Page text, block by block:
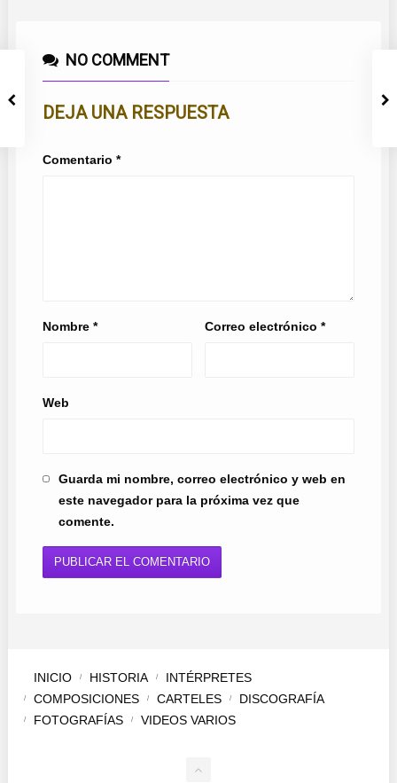
NO COMMENT
DEJA UNA RESPUESTA
Comentario *
Nombre * Correo electrónico*
Web
Guarda mi nombre, correo electrónico y web en
este navegador para la próxima vez que
comente.
INICIO HISTORIA
INTÉRPRETES
COMPOSICIONES
CARTELES
DISCOGRAFÍA
FOTOGRAFÍAS
VIDEOS VARIOS